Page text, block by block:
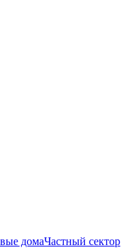
домаЧастный сектор